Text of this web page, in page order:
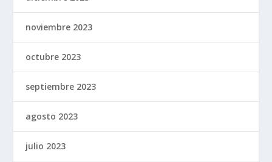
noviembre 2023
octubre 2023
septiembre 2023
agosto 2023
julio 2023